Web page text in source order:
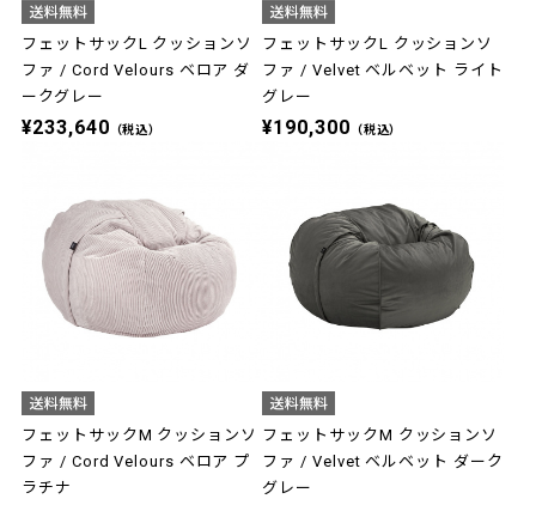
フェットサックL クッションソ
ファ / Cord Velours ベロア ダ
ークグレー
¥233,640 （税込）
フェットサックL クッションソ
ファ / Velvet ベルベット ライト
グレー
¥190,300 （税込）
フェットサックM クッションソ
ファ / Cord Velours ベロア プ
ラチナ
フェットサックM クッションソ
ファ / Velvet ベルベット ダーク
グレー